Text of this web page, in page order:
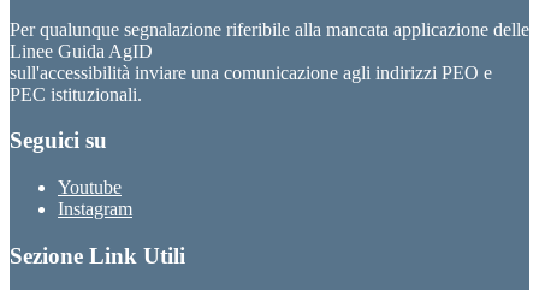
Per qualunque segnalazione riferibile alla mancata applicazione delle
Linee Guida AgID
sull'accessibilità inviare una comunicazione agli indirizzi PEO e
PEC istituzionali.
Seguici su
Youtube
Instagram
Sezione Link Utili